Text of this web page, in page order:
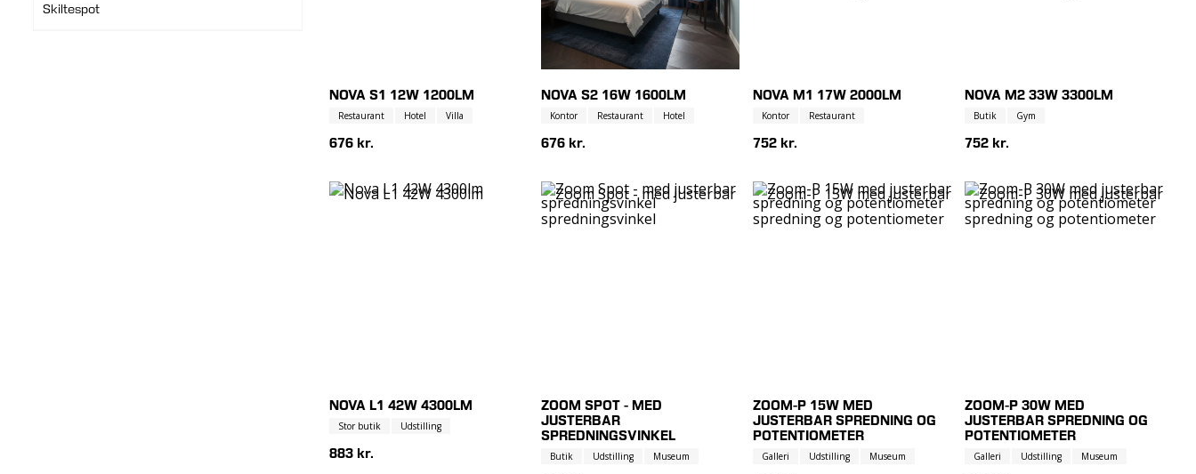
NOVA S1 12W 1200LM
Restaurant Hotel Villa
676 kr.
NOVA S2 16W 1600LM
Kontor Restaurant Hotel
676 kr.
NOVA M1 17W 2000LM
Kontor Restaurant
752 kr.
NOVA M2 33W 3300LM
Butik Gym
752 kr.
NOVA L1 42W 4300LM
Stor butik Udstilling
883 kr.
ZOOM SPOT - MED
JUSTERBAR
SPREDNINGSVINKEL
Butik Udstilling Museum
ZOOM-P 15W MED
JUSTERBAR SPREDNING OG
POTENTIOMETER
Galleri Udstilling Museum
ZOOM-P 30W MED
JUSTERBAR SPREDNING OG
POTENTIOMETER
Galleri Udstilling Museum
Skiltespot